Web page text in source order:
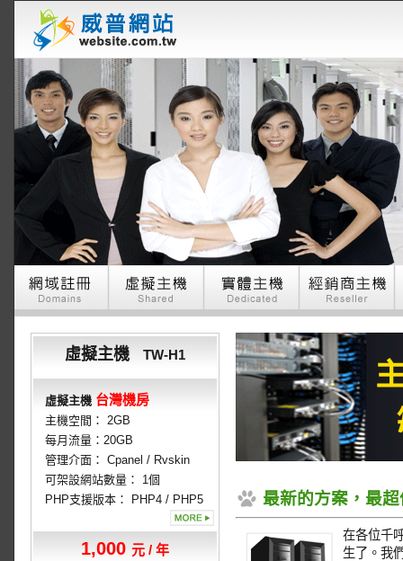
虛擬主機TW-H1
虛擬主機 台灣機房
主機空間： 2GB
每月流量：20GB
管理介面： Cpanel / Rvskin
可架設網站數量： 1個
PHP支援版本： PHP4 / PHP5
1,000 元 / 年
最新的方案，最
在各位千
生了。我